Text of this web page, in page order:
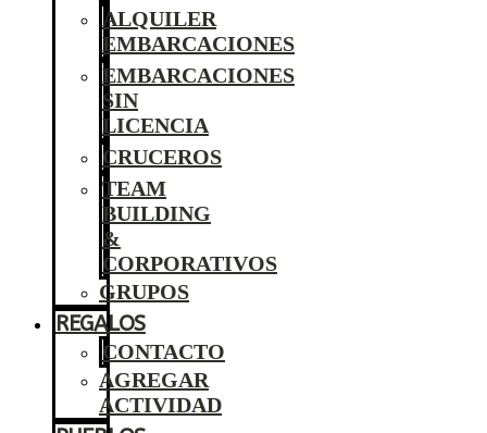
ALQUILER
EMBARCACIONES
EMBARCACIONES
SIN
LICENCIA
CRUCEROS
TEAM
BUILDING
&
CORPORATIVOS
GRUPOS
REGALOS
CONTACTO
AGREGAR
ACTIVIDAD